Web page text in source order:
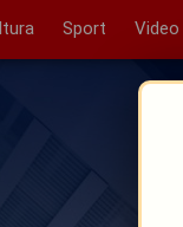
Sport Video